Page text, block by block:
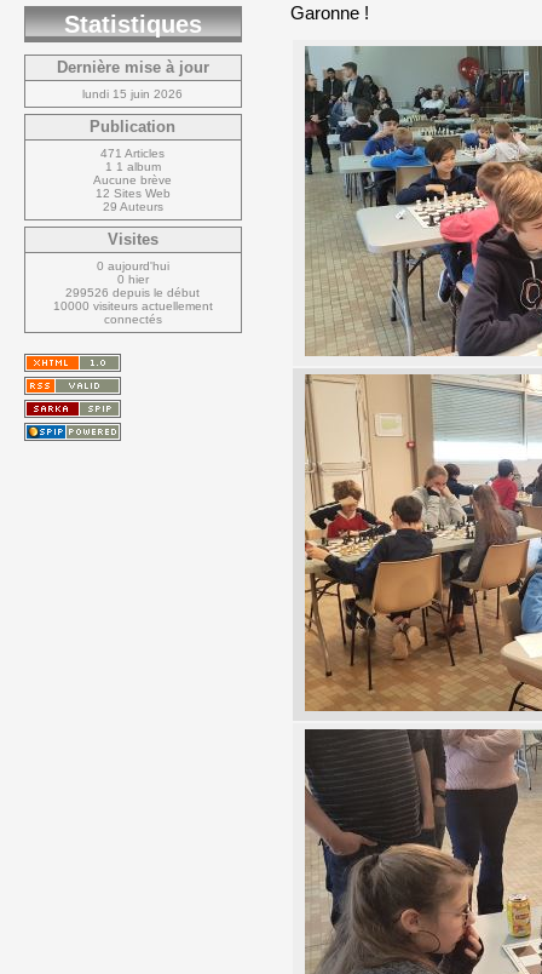
Garonne !
Statistiques
Dernière mise à jour
lundi 15 juin 2026
Publication
471 Articles
1 1 album
Aucune brève
12 Sites Web
29 Auteurs
Visites
0 aujourd'hui
0 hier
299526 depuis le début
10000 visiteurs actuellement
connectés